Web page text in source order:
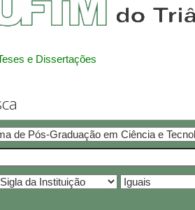
e Dissertações